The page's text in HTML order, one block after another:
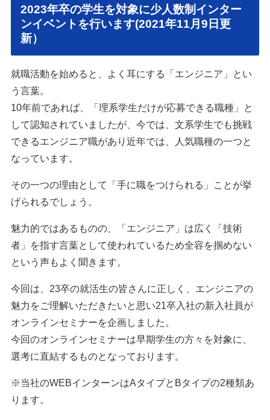
2023年卒の学生を対象に少人数制インター
ンイベントを行います(2021年11月9日更
新）
就職活動を始めると、よく耳にする「エンジニア」とい
う言葉。
10年前であれば、「理系学生だけが応募できる職種」と
して認知されていましたが、今では、文系学生でも挑戦
できるエンジニア職があり近年では、人気職種の一つと
なっています。
その一つの理由として「手に職をつけられる」ことが挙
げられるでしょう。
魅力的ではあるものの、「エンジニア」は広く「技術
者」を指す言葉として使われているため全容を掴めない
という声もよく聞きます。
今回は、23卒の就活生の皆さんに正しく、エンジニアの
魅力をご理解いただきたいと思い21卒入社の新入社員が
オンラインセミナーを企画しました。
今回のオンラインセミナーは早期学生の方々を対象に、
選考に直結するものとなっております。
※当社のWEBインターンはAタイプとBタイプの2種類あ
ります。